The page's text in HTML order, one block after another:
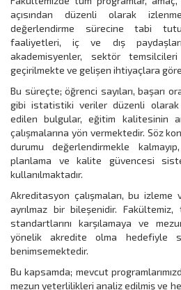
açısından düzenli olarak
değerlendirme sürecine tabi
faaliyetleri, iç ve dış
akademisyenler, sektör
geçirilmekte ve gelişen ihtiyaçlara
Bu süreçte; öğrenci sayıları, başarı
gibi istatistiki veriler düzenli
edilen bulgular, eğitim kalitesinin
çalışmalarına yön vermektedir. Söz
durumu değerlendirmekle
planlama ve kalite güvencesi
kullanılmaktadır.
Akreditasyon çalışmaları, bu izleme
ayrılmaz bir bileşenidir.
standartlarını karşılamaya ve
yönelik akredite olma hedefiyle
benimsemektedir.
Bu kapsamda; mevcut
mezun yeterlilikleri analiz edilmiş ve